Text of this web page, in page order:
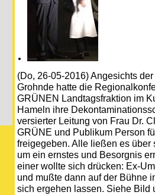
(Do, 26-05-2016) Angesichts
Grohnde hatte die
GRÜNEN Landtagsfraktion im
Hameln ihre
versierter Leitung von Frau Dr.
GRÜNE und Publikum Person
freigegeben. Alle ließen es
um ein ernstes und Besorgnis
einer wollte sich drücken: Ex-
und mußte dann auf der Bühne
sich ergehen lassen. Siehe Bild